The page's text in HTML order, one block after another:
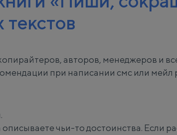
текстов
авторов, менеджеров и
при написании смс или
чьи-то достоинства. Если